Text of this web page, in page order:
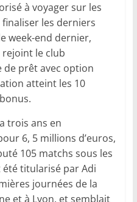
à voyager sur les
les derniers
week-end dernier,
rejoint le club
prêt avec option
atteint les 10
trois ans en
6, 5 millions d’euros,
105 matchs sous les
été titularisé par Adi
journées de la
et à Lyon, et semblait